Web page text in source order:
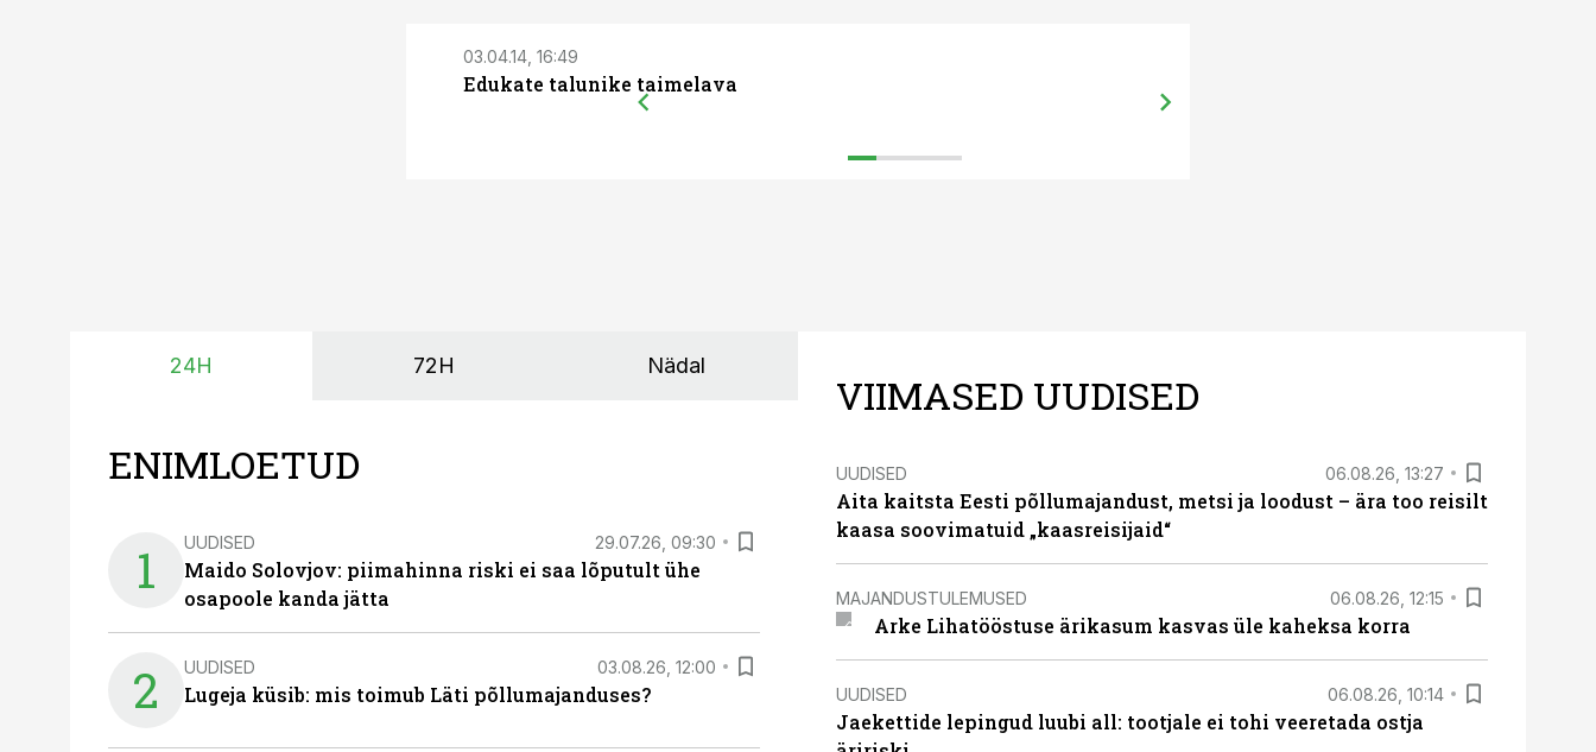
03.04.14, 16:49
Edukate talunike taimelava
24H 72H Nädal
ENIMLOETUD
1 UUDISED 29.07.26, 09:30
Maido Solovjov: piimahinna riski ei saa lõputult ühe
osapoole kanda jätta
2 UUDISED 03.08.26, 12:00
Lugeja küsib: mis toimub Läti põllumajanduses?
VIIMASED UUDISED
UUDISED 06.08.26, 13:27
Aita kaitsta Eesti põllumajandust, metsi ja loodust – ära too reisilt
kaasa soovimatuid „kaasreisijaid“
MAJANDUSTULEMUSED 06.08.26, 12:15
Arke Lihatööstuse ärikasum kasvas üle kaheksa korra
UUDISED 06.08.26, 10:14
Jaekettide lepingud luubi all: tootjale ei tohi veeretada ostja